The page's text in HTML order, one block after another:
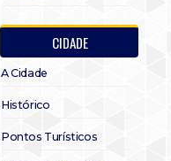
CIDADE
A Cidade
Histórico
Pontos Turísticos